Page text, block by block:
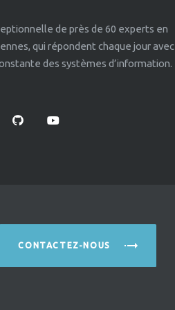
de près de 60 experts en
qui répondent chaque jour avec
des systèmes d’information.
CONTACTEZ-NOUS